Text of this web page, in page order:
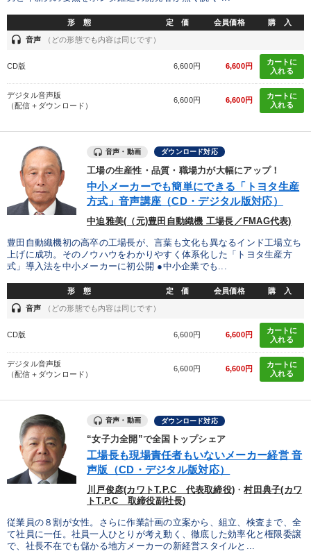
形 態 定 価 会員価格 購 入
headset 音声 （どの形態でも内容は同じです）
CD版 6,600円 6,600円
カートに
入れる
デジタル音声版
（配信＋ダウンロード）
6,600円 6,600円
カートに
入れる
音声・動画 ダウンロード対応
工場の生産性・品質・職場力が大幅にアップ！
中小メーカーでも簡単にできる「トヨタ生産
方式」音声講座（CD・デジタル版対応）
中迫雅美(（元)豊田自動織機 工場長／FMAG代表)
豊田自動織機初の高卒の工場長が、言葉も文化も異なるインド工場立ち
上げに成功。そのノウハウをわかりやすく体系化した「トヨタ生産方
式」導入法を中小メーカーに初公開 ●中小企業でも...
形 態 定 価 会員価格 購 入
headset 音声 （どの形態でも内容は同じです）
CD版 6,600円 6,600円
カートに
入れる
デジタル音声版
（配信＋ダウンロード）
6,600円 6,600円
カートに
入れる
音声・動画 ダウンロード対応
“女子力全開”で全国トップシェア
工場長も現場責任者もいないメーカー経営 音
声版（CD・デジタル版対応）
川戸俊彦(カワトT.P.C 代表取締役) ・村田典子(カワ
トT.P.C 取締役副社長)
従業員の８割が女性。さらに作業計画の立案から、組立、検査まで、全
て社員に一任。社員一人ひとりが考え動く、徹底した効率化と権限委譲
で、社長不在でも儲かる地方メーカーの新経営スタイルと...